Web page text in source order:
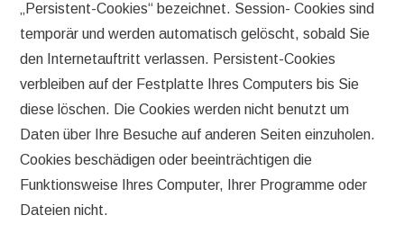
„Persistent-Cookies“ bezeichnet. Session- Cookies sind
temporär und werden automatisch gelöscht, sobald Sie
den Internetauftritt verlassen. Persistent-Cookies
verbleiben auf der Festplatte Ihres Computers bis Sie
diese löschen. Die Cookies werden nicht benutzt um
Daten über Ihre Besuche auf anderen Seiten einzuholen.
Cookies beschädigen oder beeinträchtigen die
Funktionsweise Ihres Computer, Ihrer Programme oder
Dateien nicht.